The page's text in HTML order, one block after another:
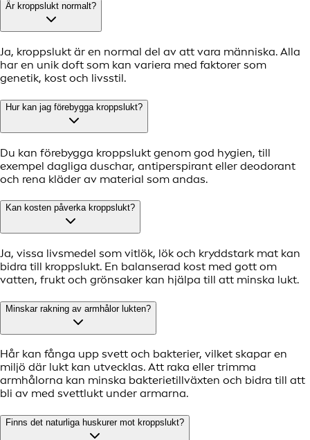
Är kroppslukt normalt?
Ja, kroppslukt är en normal del av att vara människa. Alla
har en unik doft som kan variera med faktorer som
genetik, kost och livsstil.
Hur kan jag förebygga kroppslukt?
Du kan förebygga kroppslukt genom god hygien, till
exempel dagliga duschar, antiperspirant eller deodorant
och rena kläder av material som andas.
Kan kosten påverka kroppslukt?
Ja, vissa livsmedel som vitlök, lök och kryddstark mat kan
bidra till kroppslukt. En balanserad kost med gott om
vatten, frukt och grönsaker kan hjälpa till att minska lukt.
Minskar rakning av armhålor lukten?
Hår kan fånga upp svett och bakterier, vilket skapar en
miljö där lukt kan utvecklas. Att raka eller trimma
armhålorna kan minska bakterietillväxten och bidra till att
bli av med svettlukt under armarna.
Finns det naturliga huskurer mot kroppslukt?